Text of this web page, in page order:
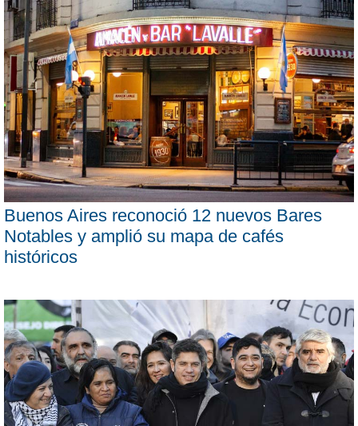
Buenos Aires reconoció 12 nuevos Bares
Notables y amplió su mapa de cafés
históricos